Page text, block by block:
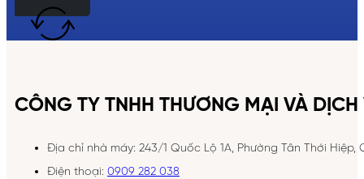
CÔNG TY TNHH THƯƠNG MẠI VÀ DỊCH
Địa chỉ nhà máy: 243/1 Quốc Lộ 1A, Phường Tân Thới Hiệp,
Điện thoại: 0909 282 038